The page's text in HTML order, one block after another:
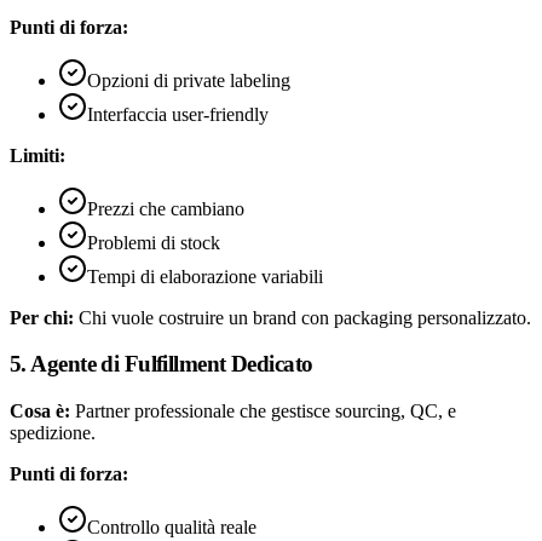
Punti di forza:
Opzioni di private labeling
Interfaccia user-friendly
Limiti:
Prezzi che cambiano
Problemi di stock
Tempi di elaborazione variabili
Per chi: Chi vuole costruire un brand con packaging personalizzato.
5. Agente di Fulfillment Dedicato
Cosa è: Partner professionale che gestisce sourcing, QC, e
spedizione.
Punti di forza:
Controllo qualità reale